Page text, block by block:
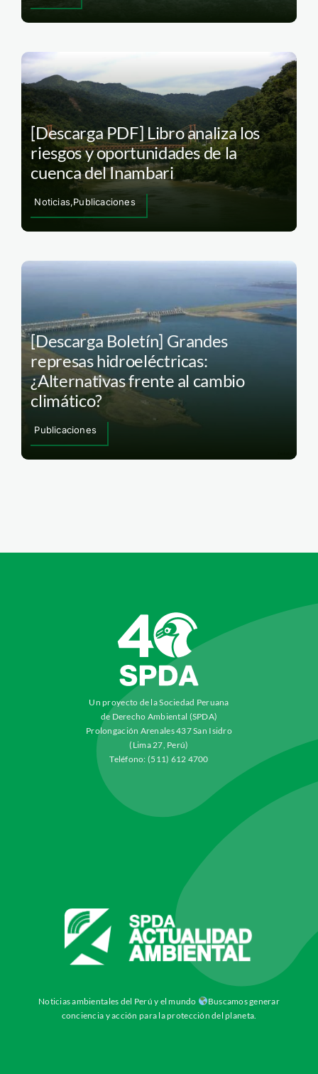
[Descarga PDF] Libro analiza los
riesgos y oportunidades de la
cuenca del Inambari
Noticias,Publicaciones
[Descarga Boletín] Grandes
represas hidroeléctricas:
¿Alternativas frente al cambio
climático?
Publicaciones
Un proyecto de la Sociedad Peruana
de Derecho Ambiental (SPDA)
Prolongación Arenales 437 San Isidro
(Lima 27, Perú)
Teléfono: (511) 612 4700
Noticias ambientales del Perú y el mundo
Buscamos generar
conciencia y acción para la protección del planeta.